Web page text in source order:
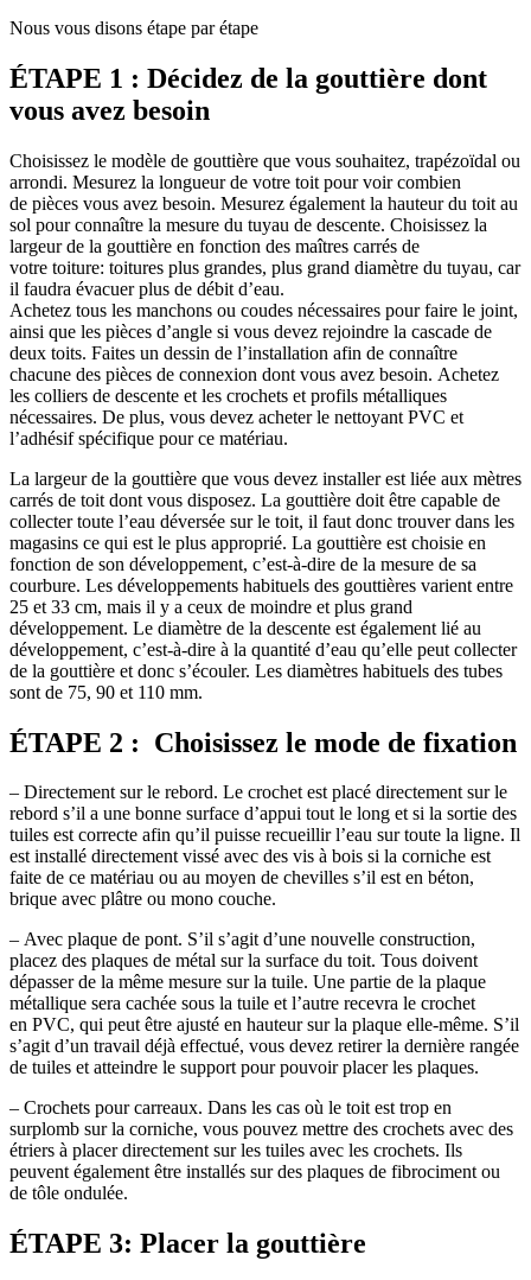
Nous vous disons étape par étape
ÉTAPE 1 : Décidez de la gouttière dont
vous avez besoin
Choisissez le modèle de gouttière que vous souhaitez, trapézoïdal ou
arrondi. Mesurez la longueur de votre toit pour voir combien
de pièces vous avez besoin. Mesurez également la hauteur du toit au
sol pour connaître la mesure du tuyau de descente. Choisissez la
largeur de la gouttière en fonction des maîtres carrés de
votre toiture: toitures plus grandes, plus grand diamètre du tuyau, car
il faudra évacuer plus de débit d’eau.
Achetez tous les manchons ou coudes nécessaires pour faire le joint,
ainsi que les pièces d’angle si vous devez rejoindre la cascade de
deux toits. Faites un dessin de l’installation afin de connaître
chacune des pièces de connexion dont vous avez besoin. Achetez
les colliers de descente et les crochets et profils métalliques
nécessaires. De plus, vous devez acheter le nettoyant PVC et
l’adhésif spécifique pour ce matériau.
La largeur de la gouttière que vous devez installer est liée aux mètres
carrés de toit dont vous disposez. La gouttière doit être capable de
collecter toute l’eau déversée sur le toit, il faut donc trouver dans les
magasins ce qui est le plus approprié. La gouttière est choisie en
fonction de son développement, c’est-à-dire de la mesure de sa
courbure. Les développements habituels des gouttières varient entre
25 et 33 cm, mais il y a ceux de moindre et plus grand
développement. Le diamètre de la descente est également lié au
développement, c’est-à-dire à la quantité d’eau qu’elle peut collecter
de la gouttière et donc s’écouler. Les diamètres habituels des tubes
sont de 75, 90 et 110 mm.
ÉTAPE 2 : Choisissez le mode de fixation
– Directement sur le rebord. Le crochet est placé directement sur le
rebord s’il a une bonne surface d’appui tout le long et si la sortie des
tuiles est correcte afin qu’il puisse recueillir l’eau sur toute la ligne. Il
est installé directement vissé avec des vis à bois si la corniche est
faite de ce matériau ou au moyen de chevilles s’il est en béton,
brique avec plâtre ou mono couche.
– Avec plaque de pont. S’il s’agit d’une nouvelle construction,
placez des plaques de métal sur la surface du toit. Tous doivent
dépasser de la même mesure sur la tuile. Une partie de la plaque
métallique sera cachée sous la tuile et l’autre recevra le crochet
en PVC, qui peut être ajusté en hauteur sur la plaque elle-même. S’il
s’agit d’un travail déjà effectué, vous devez retirer la dernière rangée
de tuiles et atteindre le support pour pouvoir placer les plaques.
– Crochets pour carreaux. Dans les cas où le toit est trop en
surplomb sur la corniche, vous pouvez mettre des crochets avec des
étriers à placer directement sur les tuiles avec les crochets. Ils
peuvent également être installés sur des plaques de fibrociment ou
de tôle ondulée.
ÉTAPE 3: Placer la gouttière